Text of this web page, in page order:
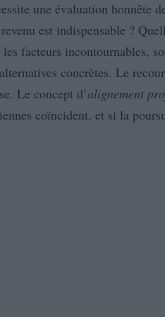
une évaluation honnête
est indispensable ?
facteurs incontournables,
concrètes. Le
Le concept d’alignement
coïncident, et si la